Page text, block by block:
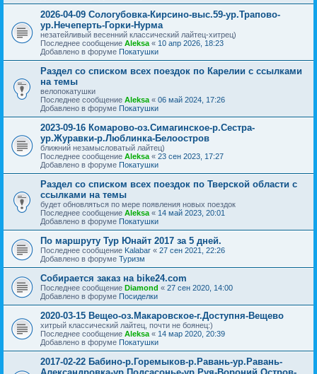
2026-04-09 Сологубовка-Кирсино-выс.59-ур.Трапово-
ур.Нечеперть-Горки-Нурма
незатейливый весенний классический лайтец-хитрец)
Последнее сообщение Aleksa « 10 апр 2026, 18:23
Добавлено в форуме Покатушки
Раздел со списком всех поездок по Карелии с ссылками
на темы
велопокатушки
Последнее сообщение Aleksa « 06 май 2024, 17:26
Добавлено в форуме Покатушки
2023-09-16 Комарово-оз.Симагинское-р.Сестра-
ур.Журавки-р.Люблинка-Белоостров
ближний незамысловатый лайтец)
Последнее сообщение Aleksa « 23 сен 2023, 17:27
Добавлено в форуме Покатушки
Раздел со списком всех поездок по Тверской области с
ссылками на темы
будет обновляться по мере появления новых поездок
Последнее сообщение Aleksa « 14 май 2023, 20:01
Добавлено в форуме Покатушки
По маршруту Тур Юнайт 2017 за 5 дней.
Последнее сообщение Kalabar « 27 сен 2021, 22:26
Добавлено в форуме Туризм
Собирается заказ на bike24.com
Последнее сообщение Diamond « 27 сен 2020, 14:00
Добавлено в форуме Посиделки
2020-03-15 Вещео-оз.Макаровское-г.Доступня-Вещево
хитрый классический лайтец, почти не боянец:)
Последнее сообщение Aleksa « 14 мар 2020, 20:39
Добавлено в форуме Покатушки
2017-02-22 Бабино-р.Горемыков-р.Равань-ур.Равань-
Александровка-ур.Подсасонье-ур.Руя-Вороний Остров-